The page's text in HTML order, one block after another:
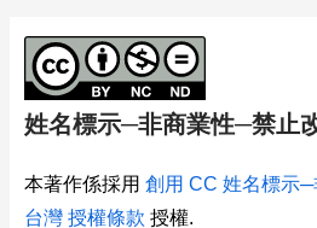
姓名標示─非商業性─禁止
本著作係採用 創用 CC 姓名標示
台灣 授權條款 授權.